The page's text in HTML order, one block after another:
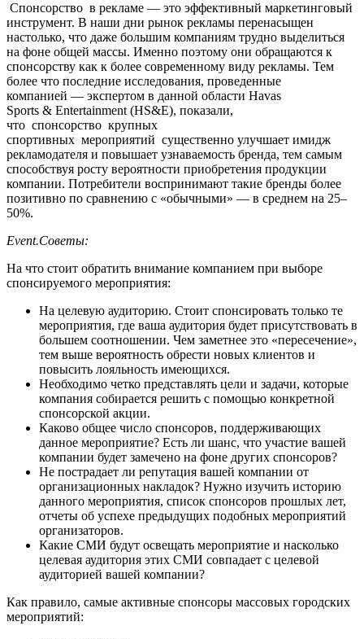
Спонсорство в рекламе — это эффективный маркетинговый
инструмент. В наши дни рынок рекламы перенасыщен
настолько, что даже большим компаниям трудно выделиться
на фоне общей массы. Именно поэтому они обращаются к
спонсорству как к более современному виду рекламы. Тем
более что последние исследования, проведенные
компанией — экспертом в данной области Havas
Sports & Entertainment (HS&E), показали,
что спонсорство крупных
спортивных мероприятий существенно улучшает имидж
рекламодателя и повышает узнаваемость бренда, тем самым
способствуя росту вероятности приобретения продукции
компании. Потребители воспринимают такие бренды более
позитивно по сравнению с «обычными» — в среднем на 25–
50%.
Event.Советы:
На что стоит обратить внимание компанием при выборе
спонсируемого мероприятия:
На целевую аудиторию. Стоит спонсировать только те
мероприятия, где ваша аудитория будет присутствовать в
большем соотношении. Чем заметнее это «пересечение»,
тем выше вероятность обрести новых клиентов и
повысить лояльность имеющихся.
Необходимо четко представлять цели и задачи, которые
компания собирается решить с помощью конкретной
спонсорской акции.
Каково общее число спонсоров, поддерживающих
данное мероприятие? Есть ли шанс, что участие вашей
компании будет замечено на фоне других спонсоров?
Не пострадает ли репутация вашей компании от
организационных накладок? Нужно изучить историю
данного мероприятия, список спонсоров прошлых лет,
отчеты об успехе предыдущих подобных мероприятий
организаторов.
Какие СМИ будут освещать мероприятие и насколько
целевая аудитория этих СМИ совпадает с целевой
аудиторией вашей компании?
Как правило, самые активные спонсоры массовых городских
мероприятий: